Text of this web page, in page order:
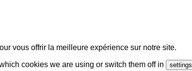
vous offrir la meilleure expérience sur notre site.
cookies we are using or switch them off in settings